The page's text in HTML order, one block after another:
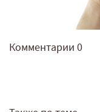
Комментарии 0